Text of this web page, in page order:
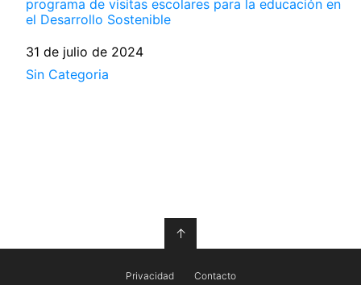
programa de visitas escolares para la educación en
el Desarrollo Sostenible
Fecha
31 de julio de 2024
Respecto a
Sin Categoria
↑
Privacidad Contacto